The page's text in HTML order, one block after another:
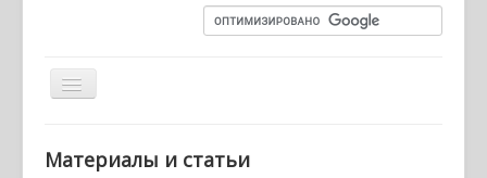
Вы здесь:
Тецубиси (макибиси), игадама
Материалы и статьи